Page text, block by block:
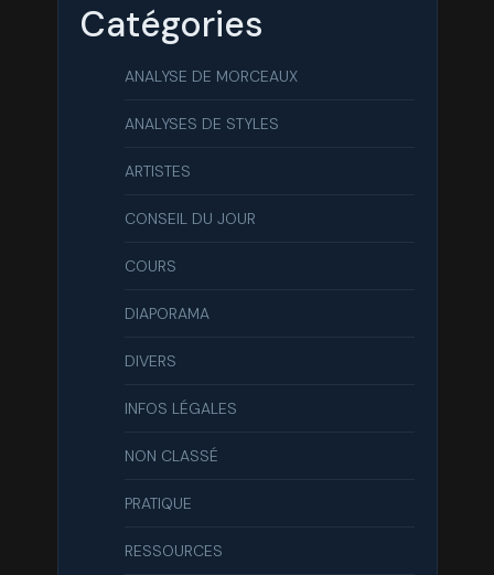
Catégories
ANALYSE DE MORCEAUX
ANALYSES DE STYLES
ARTISTES
CONSEIL DU JOUR
COURS
DIAPORAMA
DIVERS
INFOS LÉGALES
NON CLASSÉ
PRATIQUE
RESSOURCES